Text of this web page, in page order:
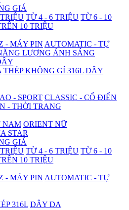
GIÁ
TỪ 4 - 6 TRIỆU TỪ 6 - 10
10 TRIỆU
- MÁY PIN AUTOMATIC - TỰ
LƯỢNG ÁNH SÁNG
THÉP KHÔNG GỈ 316L DÂY
- SPORT CLASSIC - CỔ ĐIỂN
- THỜI TRANG
NAM ORIENT NỮ
STAR
GIÁ
TỪ 4 - 6 TRIỆU TỪ 6 - 10
10 TRIỆU
- MÁY PIN AUTOMATIC - TỰ
316L DÂY DA